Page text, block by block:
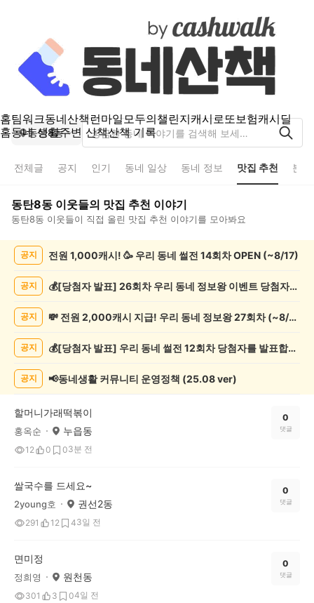
홈팀워크동네산책런마일모두의챌린지캐시로또보험캐시딜
홈동네 생활주변 산책산책 기록
동탄8동
전체글 공지 인기 동네 일상 동네 정보 맛집 추천 분
동탄8동 이웃들의 맛집 추천 이야기
동탄8동 이웃들이 직접 올린 맛집 추천 이야기를 모아봐요
목
공지 전원 1,000캐시! 🥳 우리 동네 썰전 14회차 OPEN (~8/17)
공지 💰[당첨자 발표] 26회차 우리 동네 정보왕 이벤트 당첨자를 발표합니다!
공지 💸 전원 2,000캐시 지급! 우리 동네 정보왕 27회차 (~8/10)
공지 💰[당첨자 발표] 우리 동네 썰전 12회차 당첨자를 발표합니다!
공지 📢동네생활 커뮤니티 운영정책 (25.08 ver)
할머니가래떡볶이
홍옥순 누읍동
12 0 03분 전
0
댓글
쌀국수를 드세요~
2young호 권선2동
291 12 43일 전
0
댓글
면미정
정희영 원천동
301 3 04일 전
0
댓글